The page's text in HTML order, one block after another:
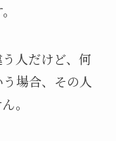
人だけど、何
場合、その人
。